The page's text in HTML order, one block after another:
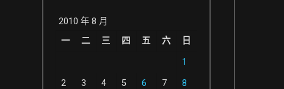
2010 年 8 月
一
二 三 四 五 六 日
1
2 3 4 5 6 7 8